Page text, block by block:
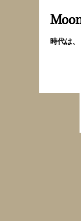
時代は